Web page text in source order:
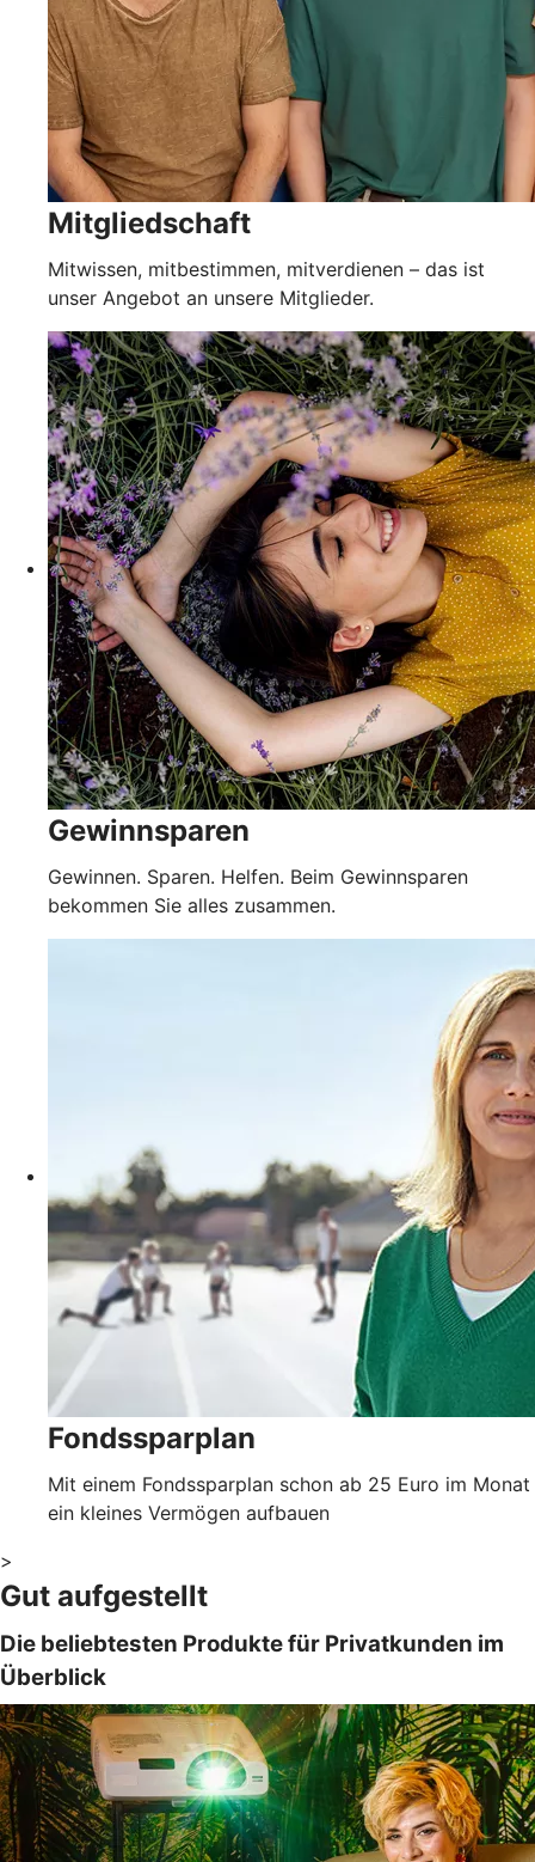
Mitgliedschaft
Mitwissen, mitbestimmen, mitverdienen – das ist
unser Angebot an unsere Mitglieder.
Gewinnsparen
Gewinnen. Sparen. Helfen. Beim Gewinnsparen
bekommen Sie alles zusammen.
Fondssparplan
Mit einem Fondssparplan schon ab 25 Euro im Monat
ein kleines Vermögen aufbauen
>
Gut aufgestellt
Die beliebtesten Produkte für Privatkunden im
Überblick